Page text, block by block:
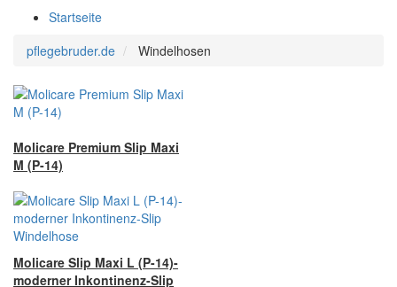
Startseite
pflegebruder.de
Windelhosen
Molicare Premium Slip Maxi
M (P-14)
Molicare Slip Maxi L (P-14)-
moderner Inkontinenz-Slip